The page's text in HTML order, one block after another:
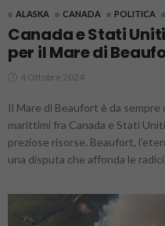
ALASKA CANADA POLITICA
Canada e Stati
per il Mare di
4 Ottobre 2024
Il Mare di Beaufort è da
marittimi fra Canada e Stati
preziose risorse. Beaufort,
una disputa che affonda le